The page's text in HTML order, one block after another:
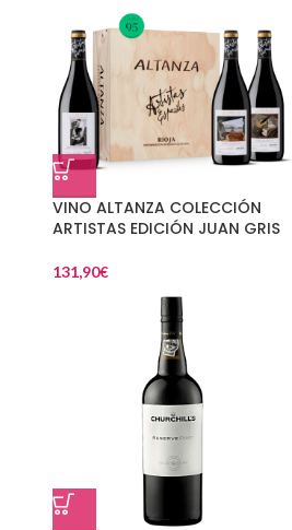
VINO ALTANZA COLECCIÓN
ARTISTAS EDICIÓN JUAN GRIS
131,90€